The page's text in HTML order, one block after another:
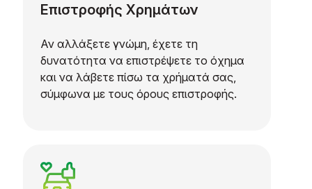
Επιστροφής Χρημάτων
Αν αλλάξετε γνώμη, έχετε τη
δυνατότητα να επιστρέψετε το όχημα
και να λάβετε πίσω τα χρήματά σας,
σύμφωνα με τους όρους επιστροφής.